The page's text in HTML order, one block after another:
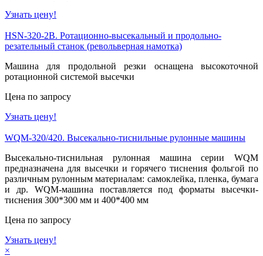
Узнать цену!
HSN-320-2B. Ротационно-высекальный и продольно-
резательный станок (револьверная намотка)
Машина для продольной резки оснащена высокоточной
ротационной системой высечки
Цена по запросу
Узнать цену!
WQM-320/420. Высекально-тиснильные рулонные машины
Высекально-тиснильная рулонная машина серии WQM
предназначена для высечки и горячего тиснения фольгой по
различным рулонным материалам: самоклейка, пленка, бумага
и др. WQM-машина поставляется под форматы высечки-
тиснения 300*300 мм и 400*400 мм
Цена по запросу
Узнать цену!
×